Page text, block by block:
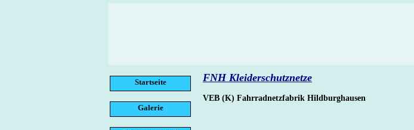
Startseite
Galerie
FNH Kleiderschutznetze
VEB (K) Fahrradnetzfabrik Hildburghausen